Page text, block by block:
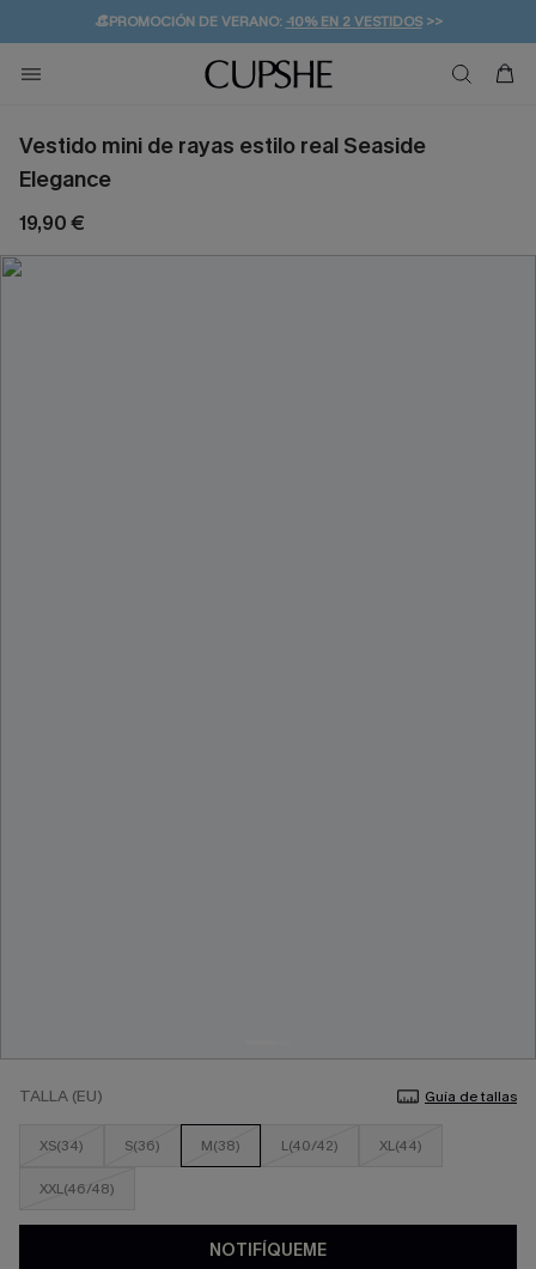
👒PROMOCIÓN DE VERANO:-10% EN 2 VESTIDOS>>
💌¡SUSCRIBIRSE & GANAR -10% EXTRA!
🚚ENVÍO GRATUITO A PARTIR DE 49 € >>
Vestido mini de rayas estilo real Seaside
Elegance
19,90 €
TALLA (EU) Guía de tallas
XS(34) S(36) M(38) L(40/42) XL(44)
XXL(46/48)
NOTIFÍQUEME